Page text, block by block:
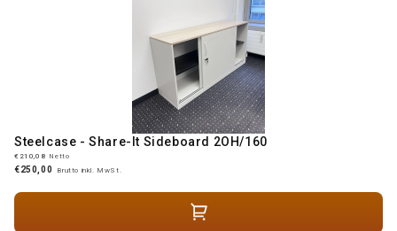
Steelcase - Share-It Sideboard 2OH/160
€210,08 Netto
€250,00 Brutto inkl. MwSt.